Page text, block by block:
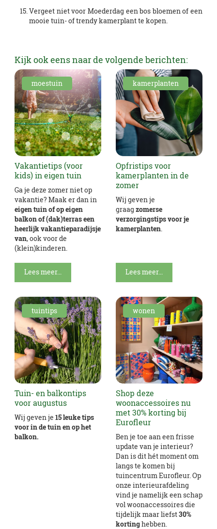
Vergeet niet voor Moederdag een bos bloemen of een
mooie tuin- of trendy kamerplant te kopen.
Kijk ook eens naar de volgende berichten:
moestuin
Vakantietips (voor
kids) in eigen tuin
Ga je deze zomer niet op
vakantie? Maak er dan in
eigen tuin of op eigen
balkon of (dak)terras een
heerlijk vakantieparadijsje
van, ook voor de
(klein)kinderen.
Lees meer...
kamerplanten
Opfristips voor
kamerplanten in de
zomer
Wij geven je
graag zomerse
verzorgingstips voor je
kamerplanten
Lees meer...
tuintips
Tuin- en balkontips
voor augustus
Wij geven je 15 leuke tips
voor in de tuin en op het
balkon.
wonen
Shop deze
woonaccessoires nu
met 30% korting bij
Eurofleur
Ben je toe aan een frisse
update van je interieur?
Dan is dit hét moment om
langs te komen bij
tuincentrum Eurofleur. Op
onze interieurafdeling
vind je namelijk een schap
vol woonaccessoires die
tijdelijk maar liefst30%
kortinghebben.